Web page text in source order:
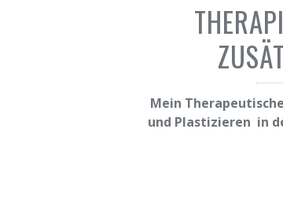
Mein
und Plastizieren in